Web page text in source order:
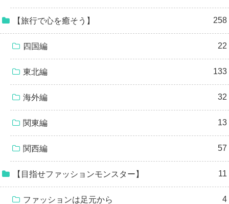
【旅行で心を癒そう】 258
四国編 22
東北編 133
海外編 32
関東編 13
関西編 57
【目指せファッションモンスター】 11
ファッションは足元から 4